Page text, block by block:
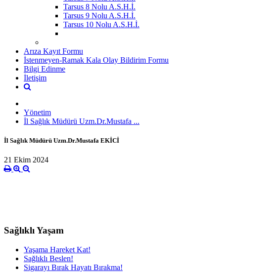
Tarsus 8 Nolu A.S.H.İ.
Tarsus 9 Nolu A.S.H.İ.
Tarsus 10 Nolu A.S.H.İ.
Arıza Kayıt Formu
İstenmeyen-Ramak Kala Olay Bildirim Formu
Bilgi Edinme
İletişim
Yönetim
İl Sağlık Müdürü Uzm.Dr.Mustafa ...
İl Sağlık Müdürü Uzm.Dr.Mustafa EKİCİ
21 Ekim 2024
Sağlıklı Yaşam
Yaşama Hareket Kat!
Sağlıklı Beslen!
Sigarayı Bırak Hayatı Bırakma!